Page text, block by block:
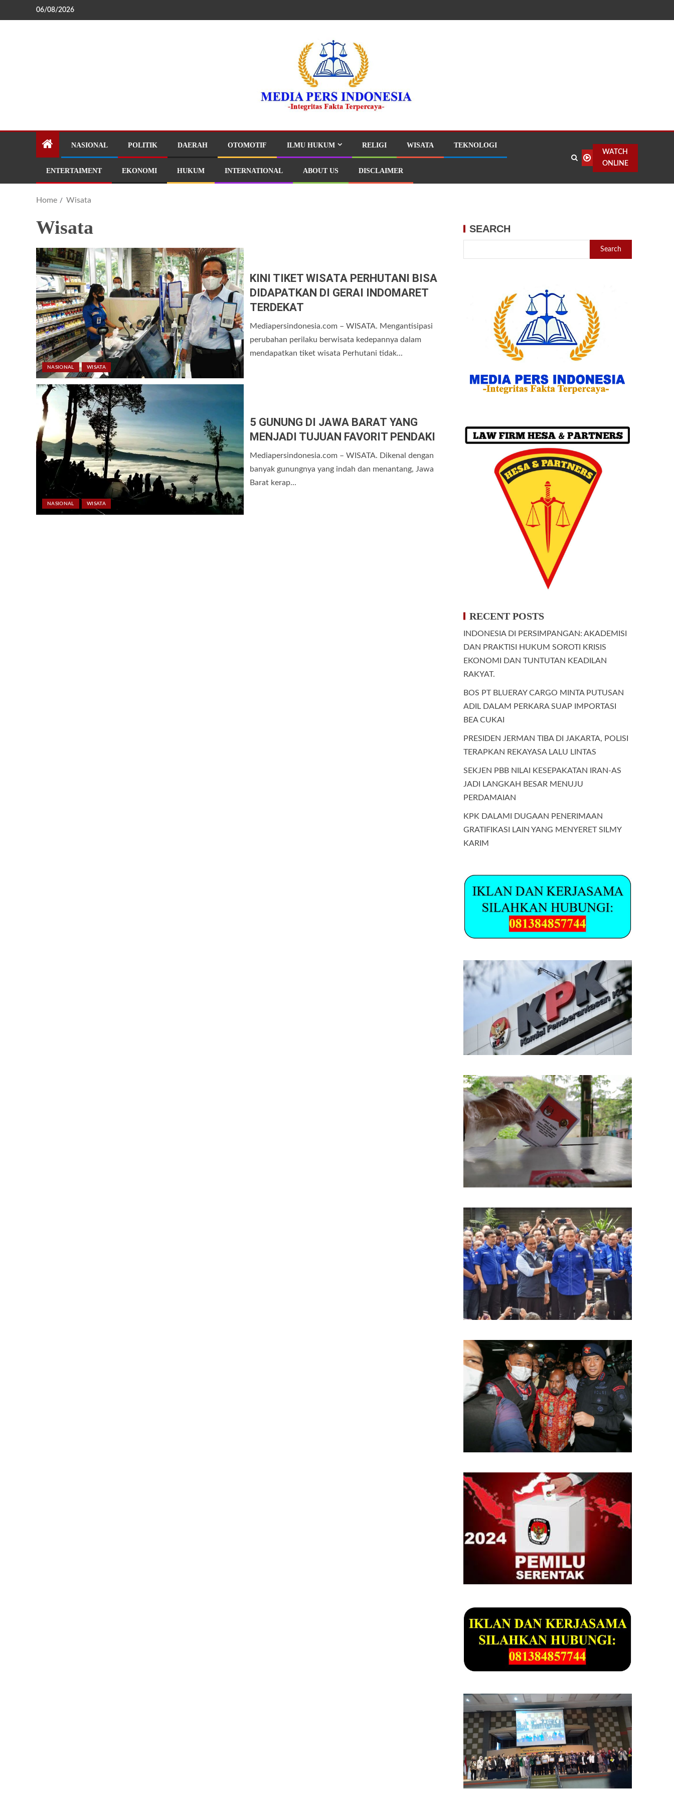
06/08/2026
NASIONAL POLITIK DAERAH OTOMOTIF ILMU HUKUM RELIGI WISATA TEKNOLOGI
ENTERTAIMENT EKONOMI HUKUM INTERNATIONAL ABOUT US DISCLAIMER
WATCH
ONLINE
Home Wisata
Wisata
NASIONAL WISATA
KINI TIKET WISATA PERHUTANI BISA
DIDAPATKAN DI GERAI INDOMARET
TERDEKAT
Mediapersindonesia.com – WISATA. Mengantisipasi
perubahan perilaku berwisata kedepannya dalam
mendapatkan tiket wisata Perhutani tidak...
NASIONAL WISATA
5 GUNUNG DI JAWA BARAT YANG
MENJADI TUJUAN FAVORIT PENDAKI
Mediapersindonesia.com – WISATA. Dikenal dengan
banyak gunungnya yang indah dan menantang, Jawa
Barat kerap...
SEARCH
Search
RECENT POSTS
INDONESIA DI PERSIMPANGAN: AKADEMISI
DAN PRAKTISI HUKUM SOROTI KRISIS
EKONOMI DAN TUNTUTAN KEADILAN
RAKYAT.
BOS PT BLUERAY CARGO MINTA PUTUSAN
ADIL DALAM PERKARA SUAP IMPORTASI
BEA CUKAI
PRESIDEN JERMAN TIBA DI JAKARTA, POLISI
TERAPKAN REKAYASA LALU LINTAS
SEKJEN PBB NILAI KESEPAKATAN IRAN-AS
JADI LANGKAH BESAR MENUJU
PERDAMAIAN
KPK DALAMI DUGAAN PENERIMAAN
GRATIFIKASI LAIN YANG MENYERET SILMY
KARIM